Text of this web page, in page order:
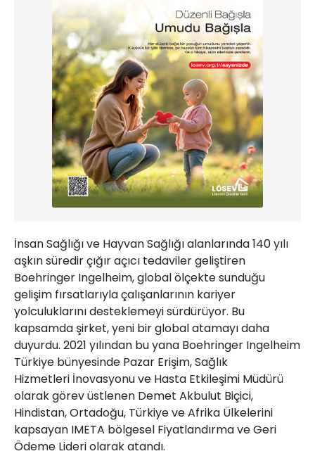
İnsan Sağlığı ve Hayvan Sağlığı alanlarında 140 yılı
aşkın süredir çığır açıcı tedaviler geliştiren
Boehringer Ingelheim, global ölçekte sunduğu
gelişim fırsatlarıyla çalışanlarının kariyer
yolculuklarını desteklemeyi sürdürüyor. Bu
kapsamda şirket, yeni bir global atamayı daha
duyurdu. 2021 yılından bu yana Boehringer Ingelheim
Türkiye bünyesinde Pazar Erişim, Sağlık
Hizmetleri İnovasyonu ve Hasta Etkileşimi Müdürü
olarak görev üstlenen Demet Akbulut Biçici,
Hindistan, Ortadoğu, Türkiye ve Afrika Ülkelerini
kapsayan IMETA bölgesel Fiyatlandırma ve Geri
Ödeme Lideri olarak atandı.